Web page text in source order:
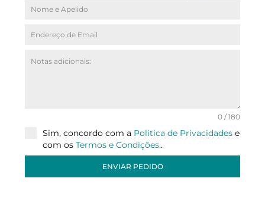
0 / 180
Sim, concordo com a Politica de Privacidades e
com os Termos e Condições..
ENVIAR PEDIDO